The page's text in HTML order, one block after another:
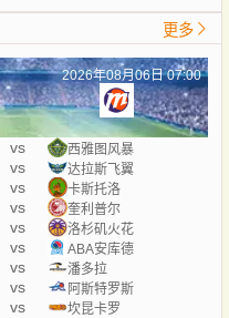
更多
2026年08月06日 07:00
vs
西雅图风暴
vs
达拉斯飞翼
vs
卡斯托洛
vs
奎利普尔
vs
洛杉矶火花
vs
ABA安库德
vs
潘多拉
vs
阿斯特罗斯
vs 坎昆卡罗